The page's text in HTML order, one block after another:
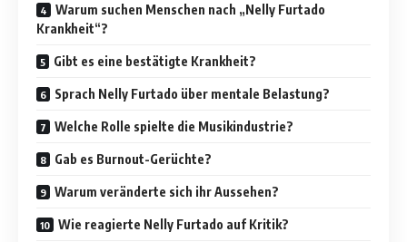
Warum suchen Menschen nach „Nelly Furtado
Krankheit“?
Gibt es eine bestätigte Krankheit?
Sprach Nelly Furtado über mentale Belastung?
Welche Rolle spielte die Musikindustrie?
Gab es Burnout-Gerüchte?
Warum veränderte sich ihr Aussehen?
Wie reagierte Nelly Furtado auf Kritik?